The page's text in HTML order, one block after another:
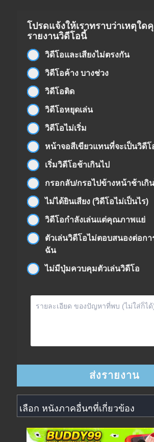
โปรดแจ้งให้เราทราบว่าเหตุใด
รายงานวิดีโอนี้
วิดีโอและเสียงไม่ตรงกัน
วิดีโอค้าง บางช่วง
วิดีโอติด
วิดีโอหยุดเล่น
วิดีโอไม่เริ่ม
หน้าจอสีเขียวแทนที่จะเป็นวิดีโ
เริ่มวิดีโอช้าเกินไป
กรอกลับ/กรอไปข้างหน้าช้าเกิ
ไม่ได้ยินเสียง (วิดีโอไม่เป็นไร)
วิดีโอกำลังเล่นแต่คุณภาพแย่
ตัวเล่นวิดีโอไม่ตอบสนองต่อก
ฉัน
ไม่มีปุ่มควบคุมตัวเล่นวิดีโอ